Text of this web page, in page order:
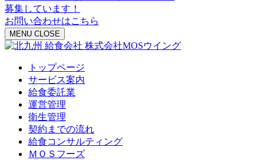
募集しています！
お問い合わせはこちら
MENU CLOSE
トップページ
サービス案内
給食委託業
運営管理
衛生管理
契約までの流れ
給食コンサルティング
ＭＯＳフーズ